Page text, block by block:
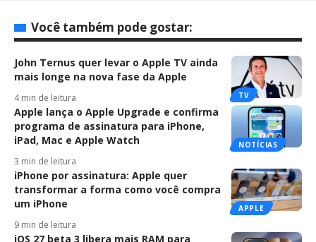
Você também pode gostar:
TV
John Ternus quer levar o Apple TV ainda
mais longe na nova fase da Apple
4 min de leitura
NOTÍCIAS
Apple lança o Apple Upgrade e confirma
programa de assinatura para iPhone,
iPad, Mac e Apple Watch
3 min de leitura
APPLE
iPhone por assinatura: Apple quer
transformar a forma como você compra
um iPhone
9 min de leitura
iOS 27 beta 3 libera mais RAM para